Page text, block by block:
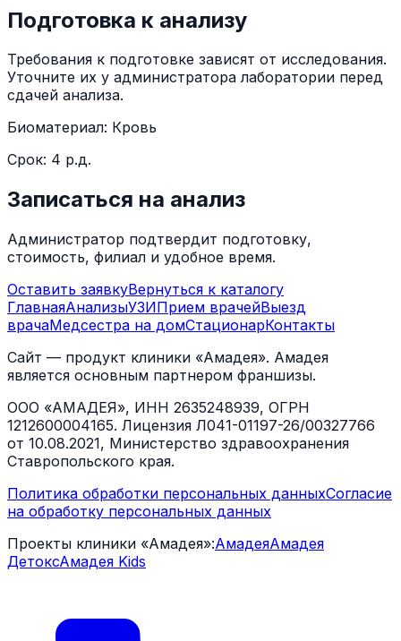
Подготовка к анализу
Требования к подготовке зависят от исследования.
Уточните их у администратора лаборатории перед
сдачей анализа.
Биоматериал: Кровь
Срок: 4 р.д.
Записаться на анализ
Администратор подтвердит подготовку,
стоимость, филиал и удобное время.
Оставить заявкуВернуться к каталогу
ГлавнаяАнализыУЗИПрием врачейВыезд
врачаМедсестра на домСтационарКонтакты
Сайт — продукт клиники «Амадея». Амадея
является основным партнером франшизы.
ООО «АМАДЕЯ», ИНН 2635248939, ОГРН
1212600004165. Лицензия Л041-01197-26/00327766
от 10.08.2021, Министерство здравоохранения
Ставропольского края.
Политика обработки персональных данныхСогласие
на обработку персональных данных
Проекты клиники «Амадея»:АмадеяАмадея
ДетоксАмадея Kids